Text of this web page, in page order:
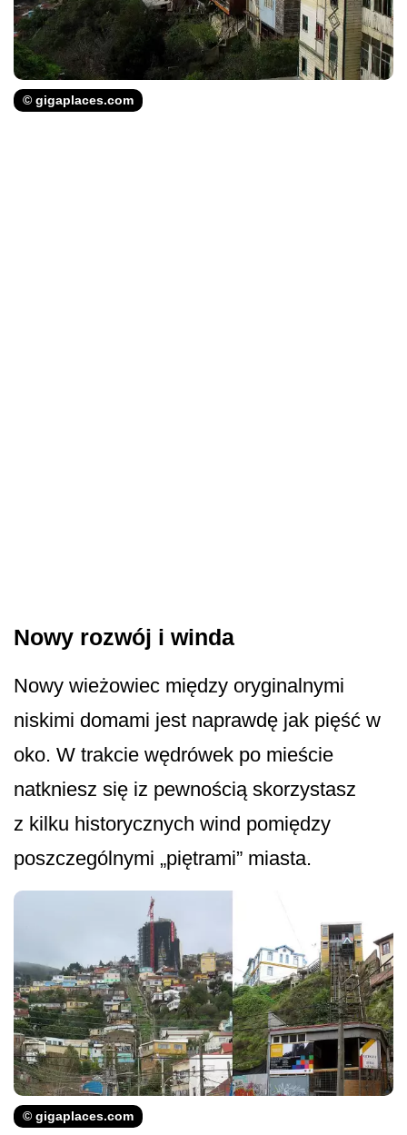
© gigaplaces.com
Nowy rozwój i winda
Nowy wieżowiec między oryginalnymi
niskimi domami jest naprawdę jak pięść w
oko. W trakcie wędrówek po mieście
natkniesz się iz pewnością skorzystasz
z kilku historycznych wind pomiędzy
poszczególnymi „piętrami” miasta.
© gigaplaces.com